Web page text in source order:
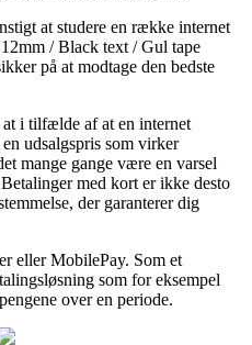
at studere en række internet
/ Black text / Gul tape
på at modtage den bedste
i tilfælde af at en internet
udsalgspris som virker
mange gange være en varsel
med kort er ikke desto
der garanterer dig
eller MobilePay. Som et
som for eksempel
over en periode.